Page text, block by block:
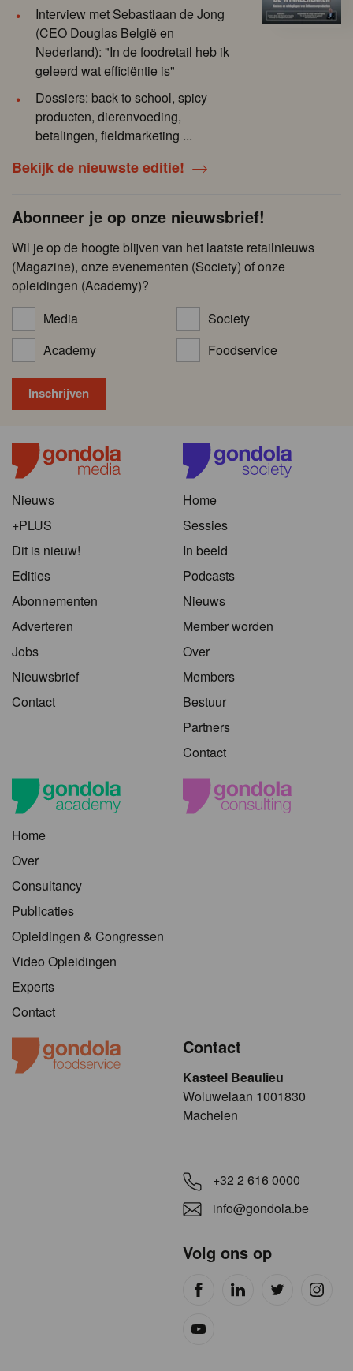
Interview met Sebastiaan de Jong
(CEO Douglas België en
Nederland): "In de foodretail heb ik
geleerd wat efficiëntie is"
Dossiers: back to school, spicy
producten, dierenvoeding,
betalingen, fieldmarketing ...
Bekijk de nieuwste editie!
Abonneer je op onze nieuwsbrief!
Wil je op de hoogte blijven van het laatste retailnieuws
(Magazine), onze evenementen (Society) of onze
opleidingen (Academy)?
Media
Society
Academy
Foodservice
Nieuws
+PLUS
Dit is nieuw!
Edities
Abonnementen
Adverteren
Jobs
Nieuwsbrief
Contact
Home
Sessies
In beeld
Podcasts
Nieuws
Member worden
Over
Members
Bestuur
Partners
Contact
Home
Over
Consultancy
Publicaties
Opleidingen & Congressen
Video Opleidingen
Experts
Contact
Contact
Kasteel Beaulieu
​​​Woluwelaan 1001830
Machelen
+32 2 616 0000
info@gondola.be
Volg ons op